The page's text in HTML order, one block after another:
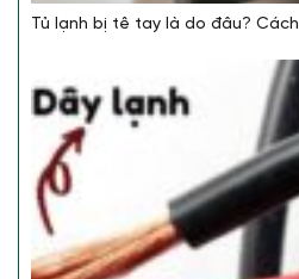
Tủ lạnh bị tê tay là do đâu?